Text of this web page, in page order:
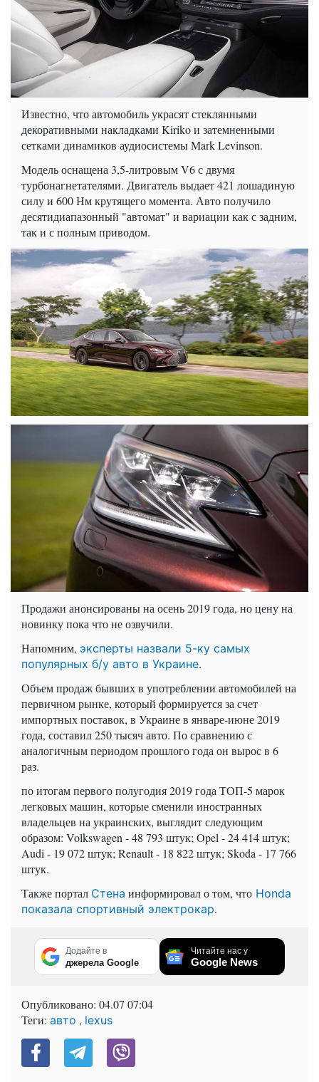
Известно, что автомобиль украсят стеклянными
декоративными накладками Kiriko и затемненными
сетками динамиков аудиосистемы Mark Levinson.
Модель оснащена 3,5-литровым V6 с двумя
турбонагнетателями. Двигатель выдает 421 лошадиную
силу и 600 Нм крутящего момента. Авто получило
десятидиапазонный "автомат" и вариации как с задним,
так и с полным приводом.
Продажи анонсированы на осень 2019 года, но цену на
новинку пока что не озвучили.
Напомним, эксперты назвали 5-ку самых
популярных б/у авто в Украине.
Объем продаж бывших в употреблении автомобилей на
первичном рынке, который формируется за счет
импортных поставок, в Украине в январе-июне 2019
года, составил 250 тысяч авто. По сравнению с
аналогичным периодом прошлого года он вырос в 6
раз.
по итогам первого полугодия 2019 года ТОП-5 марок
легковых машин, которые сменили иностранных
владельцев на украинских, выглядит следующим
образом: Volkswagen - 48 793 штук; Opel - 24 414 штук;
Audi - 19 072 штук; Renault - 18 822 штук; Skoda - 17 766
штук.
Также портал Стена информировал о том, что Honda
показала спортивный электрокар.
Додайте в
джерела Google
Читайте нас у
Google News
Опубликовано: 04.07 07:04
Теги: авто , lexus